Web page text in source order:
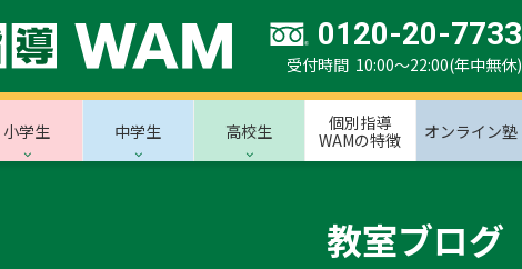
0120-20-7733
受付時間 10:00～22:00(年中無休)
小学生 中学生 高校生
個別指導
WAMの特徴
オンライン塾
教室ブログ